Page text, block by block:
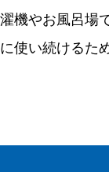
機やお風呂場
使い続けるた